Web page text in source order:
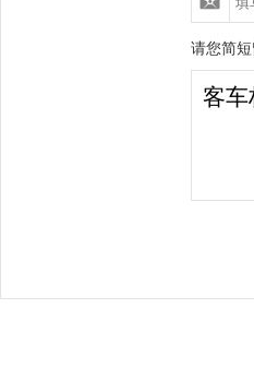
请您简短